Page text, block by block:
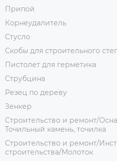
Припой
Корнеудалитель
Стусло
Скобы для строительного
Пистолет для герметика
Струбцина
Резец по дереву
Зенкер
Строительство и ремонт/
Точильный камень, точилка
Строительство и ремонт/
строительства/Молоток